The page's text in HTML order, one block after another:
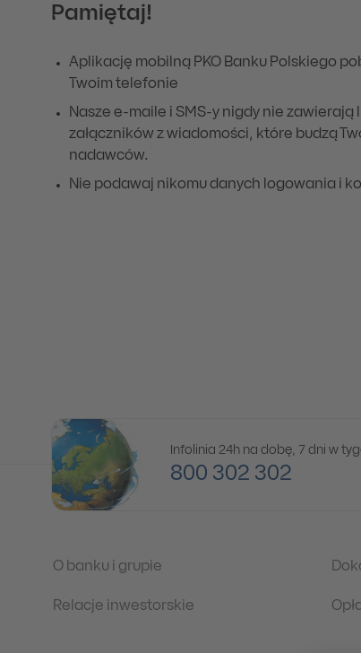
Pamiętaj!
Aplikację mobilną PKO Banku Polskiego
Twoim telefonie
Nasze e-maile i SMS-y nigdy nie
załączników z wiadomości, które budzą
nadawców.
Nie podawaj nikomu danych logowania i
Infolinia 24h na dobę, 7 dni w
800 302 302
O banku i grupie
Relacje inwestorskie